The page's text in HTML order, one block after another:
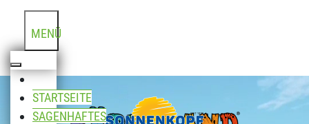
MENÜ
STARTSEITE
SAGENHAFTES